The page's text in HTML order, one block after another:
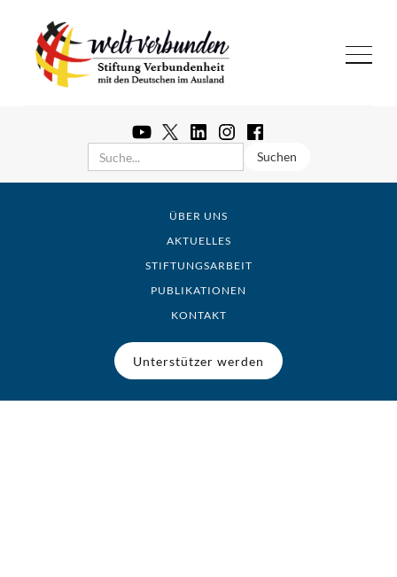
ÜBER UNS
AKTUELLES
STIFTUNGSARBEIT
PUBLIKATIONEN
KONTAKT
Unterstützer werden